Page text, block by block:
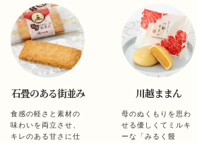
石畳のある街並み
食感の軽さと素材の
味わいを両立させ、
キレのある甘さに仕
川越ままん
母のぬくもりを思わ
せる優しくてミルキ
ーな「みるく饅